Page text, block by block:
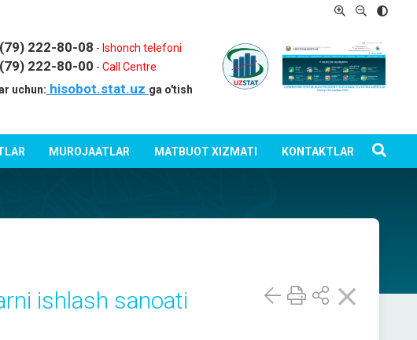
(79) 222-80-08 - Ishonch telefoni
(79) 222-80-00 -Call Centre
uchun: hisobot.stat.uz ga o'tish
MUROJAATLAR MATBUOT XIZMATI KONTAKTLAR
ishlash sanoati